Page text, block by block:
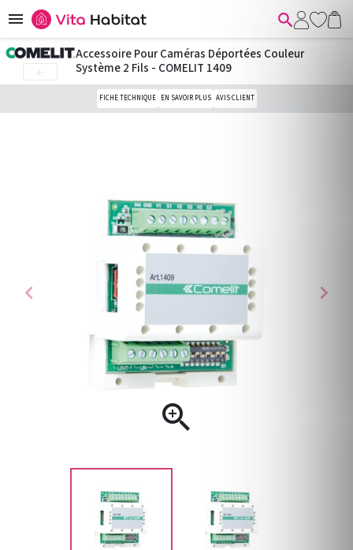
 
chevron_left

chevron_right
Accessoire Pour Caméras Déportées Couleur
Système 2 Fils - COMELIT 1409
FICHE TECHNIQUE EN SAVOIR PLUS AVIS CLIENT